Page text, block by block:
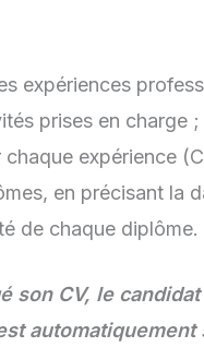
expériences
prises en charge ;
expérience
en précisant la
de chaque diplôme.
son CV, le
automatiquement